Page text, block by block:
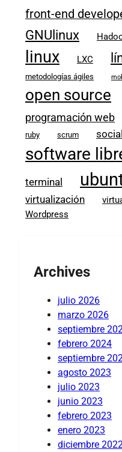
front-end
GNUlinux
linux LXC
metodologías ágiles
open source
programación web
ruby
scrum
software
terminal
virtualización
Wordpress
Archives
julio 2026
marzo 2026
septiembre
febrero 2024
septiembre
agosto 2023
julio 2023
junio 2023
febrero 2023
enero 2023
diciembre 2022